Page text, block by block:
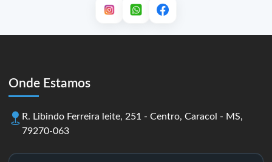
Onde Estamos
R. Libindo Ferreira leite, 251 - Centro, Caracol - MS,
79270-063